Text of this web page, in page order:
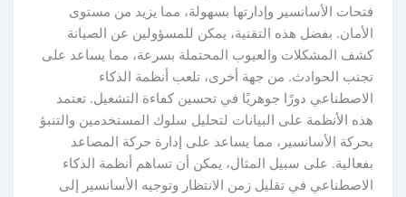
الأسانسير وإدارتها بسهولة، مما يزيد من مستوى
بفضل هذه التقنية، يمكن للمسؤولين عن الصيانة
المشكلات والعيوب المحتملة بسرعة، مما يساعد على
الحوادث. من جهة أخرى، تلعب أنظمة الذكاء
دورًا جوهريًا في تحسين كفاءة التشغيل. تعتمد
الأنظمة على البيانات لتحليل سلوك المستخدمين والتنبؤ
الأسانسير، مما يساعد على إدارة حركة المصاعد
على سبيل المثال، يمكن أن تساهم أنظمة الذكاء
في تقليل زمن الانتظار وتوجيه الأسانسير إلى